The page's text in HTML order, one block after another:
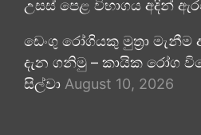
උසස් පෙළ විභාගය අදින්
ඩෙංගු රෝගියකු ⁣මුත්‍රා
දැන ගනිමු – කායික රෝග
සිල්වා August 10, 2026